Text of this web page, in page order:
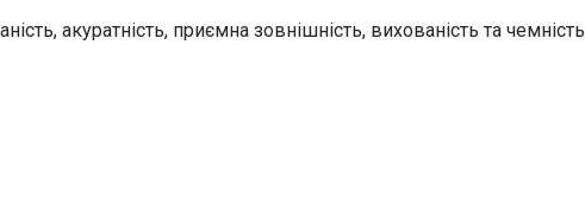
акуратність, приємна зовнішність, вихованість та чемність